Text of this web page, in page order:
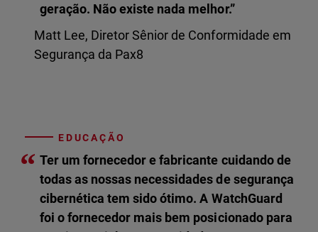
geração. Não existe nada melhor.”
Matt Lee, Diretor Sênior de Conformidade em
Segurança da Pax8
EDUCAÇÃO
“ Ter um fornecedor e fabricante cuidando de
todas as nossas necessidades de segurança
cibernética tem sido ótimo. A WatchGuard
foi o fornecedor mais bem posicionado para